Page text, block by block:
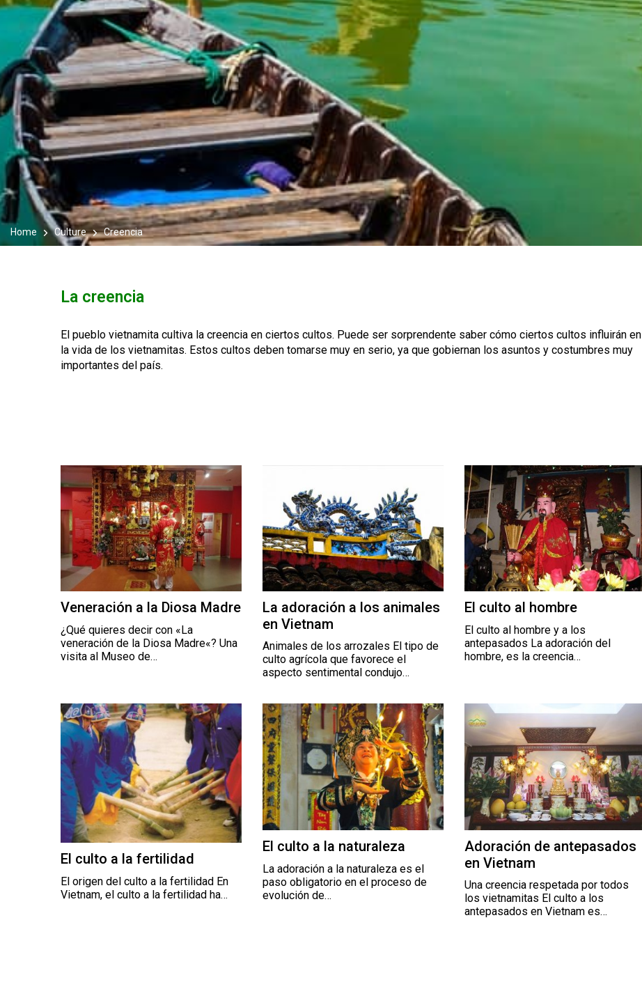
Home Culture Creencia
La creencia
El pueblo vietnamita cultiva la creencia en ciertos cultos. Puede ser sorprendente saber cómo ciertos cultos influirán en
la vida de los vietnamitas. Estos cultos deben tomarse muy en serio, ya que gobiernan los asuntos y costumbres muy
importantes del país.
Veneración a la Diosa Madre
¿Qué quieres decir con «La
veneración de la Diosa Madre«? Una
visita al Museo de…
La adoración a los animales
en Vietnam
Animales de los arrozales El tipo de
culto agrícola que favorece el
aspecto sentimental condujo…
El culto al hombre
El culto al hombre y a los
antepasados La adoración del
hombre, es la creencia…
El culto a la fertilidad
El origen del culto a la fertilidad En
Vietnam, el culto a la fertilidad ha…
El culto a la naturaleza
La adoración a la naturaleza es el
paso obligatorio en el proceso de
evolución de…
Adoración de antepasados ​​
en Vietnam
Una creencia respetada por todos
los vietnamitas El culto a los
antepasados ​​en Vietnam es…